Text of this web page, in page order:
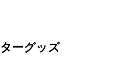
ーグッズ